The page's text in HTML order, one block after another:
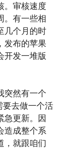
。审核速度
。有一些相
几个月的时
发布的苹果
开发一堆版
突然有一个
去做一个活
急更新。因
造成整个系
，就跟咱们